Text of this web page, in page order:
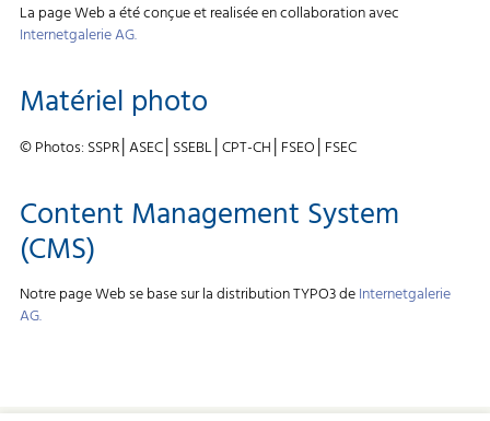
La page Web a été conçue et realisée en collaboration avec
Internetgalerie AG.
Matériel photo
© Photos: SSPR│ASEC│SSEBL│CPT-CH│FSEO│FSEC
Content Management System
(CMS)
Notre page Web se base sur la distribution TYPO3 deInternetgalerie
AG.